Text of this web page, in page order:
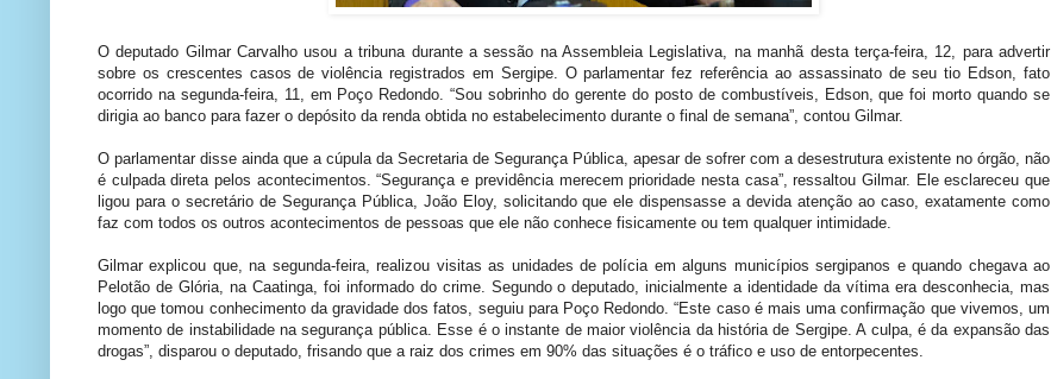
O deputado Gilmar Carvalho usou a tribuna durante a sessão na Assembleia Legislativa, na manhã desta terça-feira, 12, para advertir
sobre os crescentes casos de violência registrados em Sergipe. O parlamentar fez referência ao assassinato de seu tio Edson, fato
ocorrido na segunda-feira, 11, em Poço Redondo. “Sou sobrinho do gerente do posto de combustíveis, Edson, que foi morto quando se
dirigia ao banco para fazer o depósito da renda obtida no estabelecimento durante o final de semana”, contou Gilmar.
O parlamentar disse ainda que a cúpula da Secretaria de Segurança Pública, apesar de sofrer com a desestrutura existente no órgão, não
é culpada direta pelos acontecimentos. “Segurança e previdência merecem prioridade nesta casa”, ressaltou Gilmar. Ele esclareceu que
ligou para o secretário de Segurança Pública, João Eloy, solicitando que ele dispensasse a devida atenção ao caso, exatamente como
faz com todos os outros acontecimentos de pessoas que ele não conhece fisicamente ou tem qualquer intimidade.
Gilmar explicou que, na segunda-feira, realizou visitas as unidades de polícia em alguns municípios sergipanos e quando chegava ao
Pelotão de Glória, na Caatinga, foi informado do crime. Segundo o deputado, inicialmente a identidade da vítima era desconhecia, mas
logo que tomou conhecimento da gravidade dos fatos, seguiu para Poço Redondo. “Este caso é mais uma confirmação que vivemos, um
momento de instabilidade na segurança pública. Esse é o instante de maior violência da história de Sergipe. A culpa, é da expansão das
drogas”, disparou o deputado, frisando que a raiz dos crimes em 90% das situações é o tráfico e uso de entorpecentes.